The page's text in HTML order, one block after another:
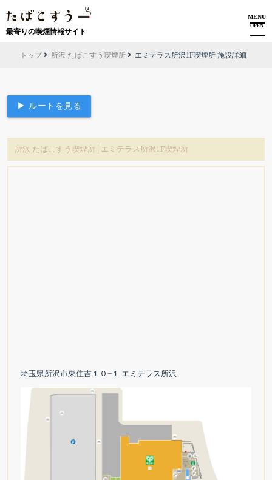
最寄りの喫煙情報サイト
MENU
OPEN
トップ 所沢 たばこすう喫煙所 エミテラス所沢1F喫煙所 施設詳細
▶ ルートを見る
所沢 たばこすう喫煙所│エミテラス所沢1F喫煙所
埼玉県所沢市東住吉１０−１ エミテラス所沢